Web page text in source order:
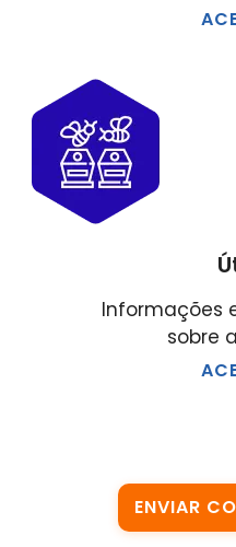
Informações
sobre
ENVIAR